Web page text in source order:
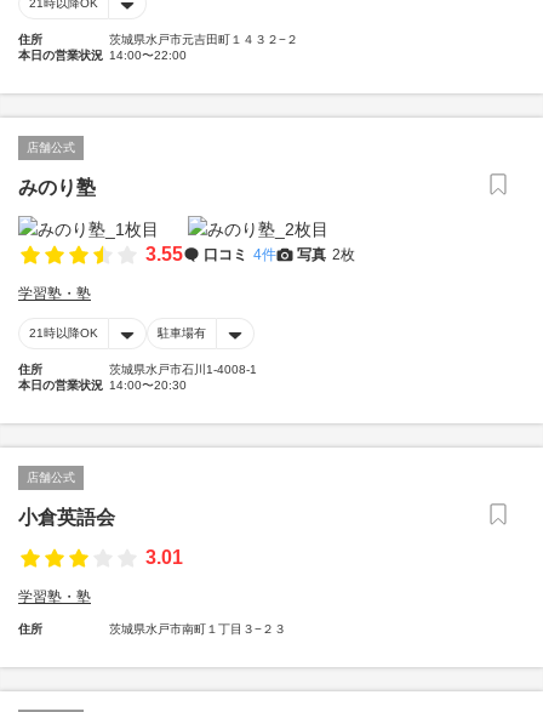
21時以降OK
住所
茨城県水戸市元吉田町１４３２−２
本日の営業状況 14:00〜22:00
店舗公式
みのり塾
3.55 口コミ 4件 写真 2枚
学習塾・塾
21時以降OK 駐車場有
住所
茨城県水戸市石川1-4008-1
本日の営業状況 14:00〜20:30
店舗公式
小倉英語会
3.01
学習塾・塾
住所 茨城県水戸市南町１丁目３−２３